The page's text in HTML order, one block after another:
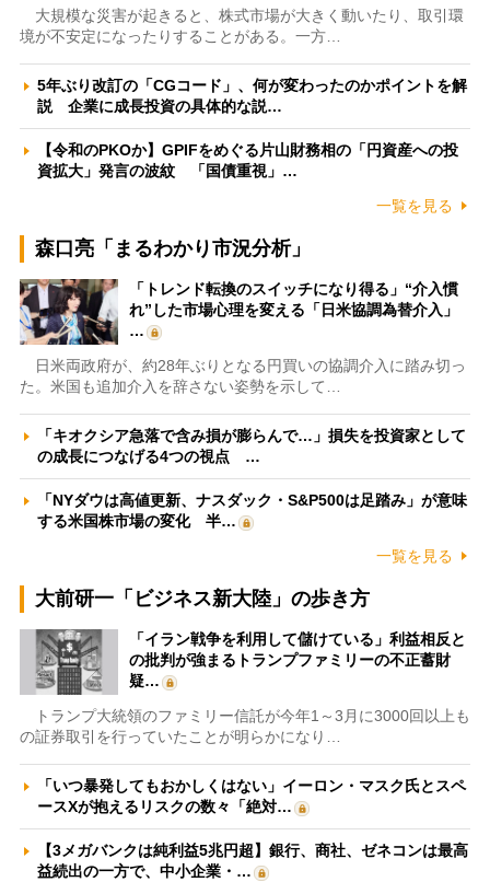
大規模な災害が起きると、株式市場が大きく動いたり、取引環
境が不安定になったりすることがある。一方…
5年ぶり改訂の「CGコード」、何が変わったのかポイントを解
説 企業に成長投資の具体的な説…
【令和のPKOか】GPIFをめぐる片山財務相の「円資産への投
資拡大」発言の波紋 「国債重視」…
一覧を見る
森口亮「まるわかり市況分析」
「トレンド転換のスイッチになり得る」“介入慣
れ”した市場心理を変える「日米協調為替介入」
…
日米両政府が、約28年ぶりとなる円買いの協調介入に踏み切っ
た。米国も追加介入を辞さない姿勢を示して…
「キオクシア急落で含み損が膨らんで…」損失を投資家として
の成長につなげる4つの視点 …
「NYダウは高値更新、ナスダック・S&P500は足踏み」が意味
する米国株市場の変化 半…
一覧を見る
大前研一「ビジネス新大陸」の歩き方
「イラン戦争を利用して儲けている」利益相反と
の批判が強まるトランプファミリーの不正蓄財
疑…
トランプ大統領のファミリー信託が今年1～3月に3000回以上も
の証券取引を行っていたことが明らかになり…
「いつ暴発してもおかしくはない」イーロン・マスク氏とスペ
ースXが抱えるリスクの数々「絶対…
【3メガバンクは純利益5兆円超】銀行、商社、ゼネコンは最高
益続出の一方で、中小企業・…